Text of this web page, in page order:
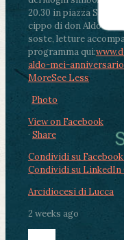
20.30 in piazza San
cippo di don Aldo Mei
soste, letture
programma qui:
aldo-mei-
MoreSee Less
Photo
View on Facebook
· Share
Condividi su Facebook
Condividi su LinkedIn
Arcidiocesi di Lucca
2 weeks ago